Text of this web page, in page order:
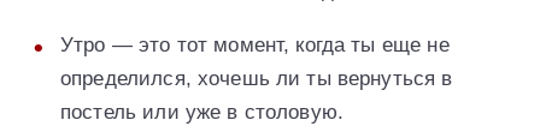
Утро — это тот момент, когда ты еще не
определился, хочешь ли ты вернуться в
постель или уже в столовую.